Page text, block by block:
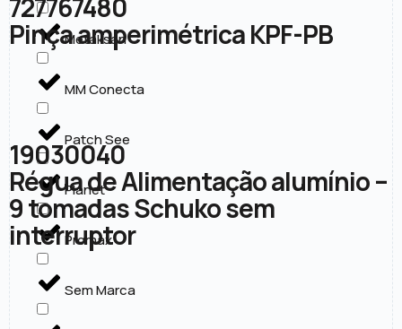
Metaksan
MM Conecta
Patch See
Planet
Promax
Sem Marca
Pinça amperimétrica KPF-PB
19030040
Régua de Alimentação alumínio –
9 tomadas Schuko sem
interruptor